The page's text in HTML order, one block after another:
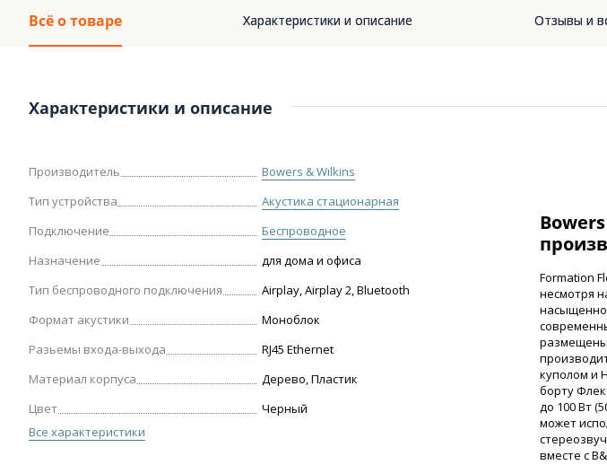
Всё о товаре Характеристики и описание Отзывы и
Характеристики и описание
Производитель
Bowers & Wilkins
Тип устройства
Акустика стационарная
Подключение
Беспроводное
Назначение
для дома и офиса
Тип беспроводного подключения
Airplay, Airplay 2, Bluetooth
Формат акустики
Моноблок
Разьемы входа-выхода
RJ45 Ethernet
Материал корпуса
Дерево, Пластик
Цвет
Черный
Все характеристики
Formation
несмотря
размещены
куполом и
борту
до 100 Вт
может
вместе с